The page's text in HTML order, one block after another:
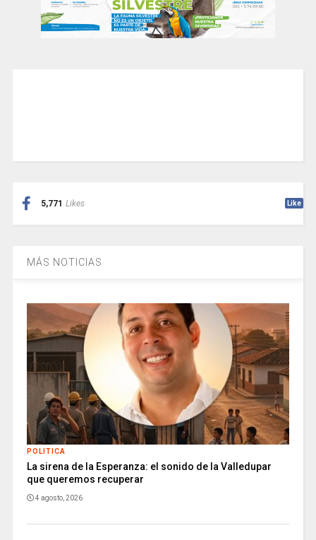
5,771 Likes Like
MÁS NOTICIAS
POLITICA
La sirena de la Esperanza: el sonido de la Valledupar
que queremos recuperar
4 agosto, 2026